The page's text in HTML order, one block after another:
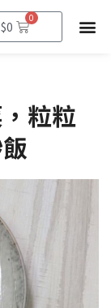
0
0
購
物
籃
粒粒